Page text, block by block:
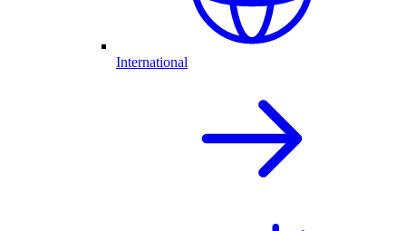
International